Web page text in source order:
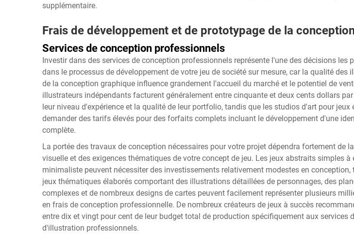
supplémentaire.
Frais de développement et de prototypage de la
Services de conception professionnels
Investir dans des services de conception professionnels représente l'une des décisions les
dans le processus de développement de votre jeu de société sur mesure, car la qualité des
de la conception graphique influence grandement l'accueil du marché et le potentiel de
illustrateurs indépendants facturent généralement entre cinquante et deux cents dollars
leur niveau d'expérience et la qualité de leur portfolio, tandis que les studios d'art pour jeux
demander des tarifs élevés pour des forfaits complets incluant le développement d'une
complète.
La portée des travaux de conception nécessaires pour votre projet dépendra fortement de
visuelle et des exigences thématiques de votre concept de jeu. Les jeux abstraits simples à
minimaliste peuvent nécessiter des investissements relativement modestes en conception,
jeux thématiques élaborés comportant des illustrations détaillées de personnages, des
complexes et de nombreux designs de cartes peuvent facilement représenter plusieurs
en frais de conception professionnelle. De nombreux créateurs de jeux à succès
entre dix et vingt pour cent de leur budget total de production spécifiquement aux services
d'illustration professionnels.